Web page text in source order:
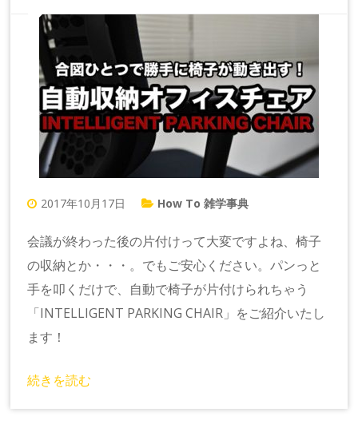
2017年10月17日 How To 雑学事典
会議が終わった後の片付けって大変ですよね、椅子
の収納とか・・・。でもご安心ください。パンっと
手を叩くだけで、自動で椅子が片付けられちゃう
「INTELLIGENT PARKING CHAIR」をご紹介いたし
ます！
続きを読む